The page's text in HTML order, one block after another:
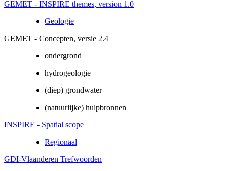
GEMET - INSPIRE themes, version 1.0
Geologie
GEMET - Concepten, versie 2.4
ondergrond
hydrogeologie
(diep) grondwater
(natuurlijke) hulpbronnen
INSPIRE - Spatial scope
Regionaal
GDI-Vlaanderen Trefwoorden